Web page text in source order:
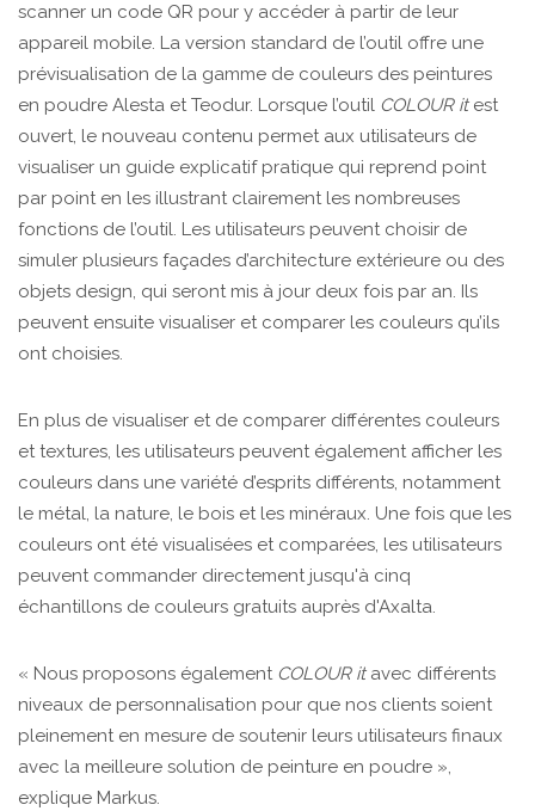
scanner un code QR pour y accéder à partir de leur
appareil mobile. La version standard de l’outil offre une
prévisualisation de la gamme de couleurs des peintures
en poudre Alesta et Teodur. Lorsque l’outil COLOUR itest
ouvert, le nouveau contenu permet aux utilisateurs de
visualiser un guide explicatif pratique qui reprend point
par point en les illustrant clairement les nombreuses
fonctions de l’outil. Les utilisateurs peuvent choisir de
simuler plusieurs façades d’architecture extérieure ou des
objets design, qui seront mis à jour deux fois par an. Ils
peuvent ensuite visualiser et comparer les couleurs qu’ils
ont choisies.
En plus de visualiser et de comparer différentes couleurs
et textures, les utilisateurs peuvent également afficher les
couleurs dans une variété d’esprits différents, notamment
le métal, la nature, le bois et les minéraux. Une fois que les
couleurs ont été visualisées et comparées, les utilisateurs
peuvent commander directement jusqu'à cinq
échantillons de couleurs gratuits auprès d'Axalta.
« Nous proposons également COLOUR itavec différents
niveaux de personnalisation pour que nos clients soient
pleinement en mesure de soutenir leurs utilisateurs finaux
avec la meilleure solution de peinture en poudre »,
explique Markus.